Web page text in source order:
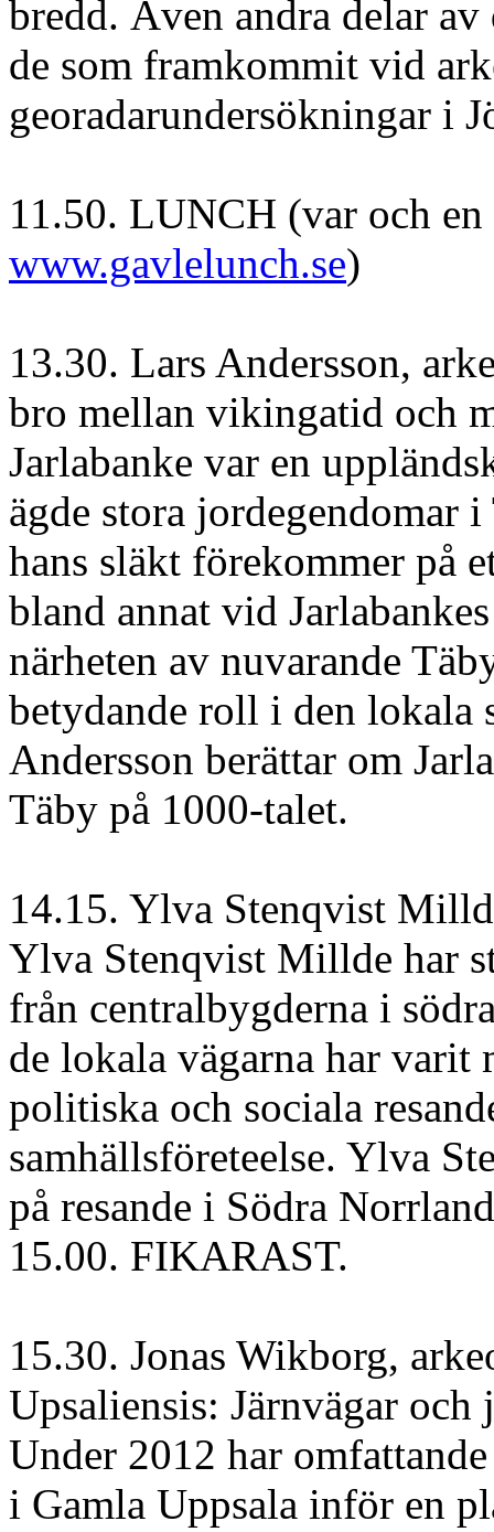
bredd. Även andra delar
de som framkommit vid
georadarundersökningar i
11.50. LUNCH (var och en
www.gavlelunch.se)
13.30. Lars Andersson,
bro mellan vikingatid och
Jarlabanke var en
ägde stora jordegendomar
hans släkt förekommer på
bland annat vid
närheten av nuvarande
betydande roll i den lokala
Andersson berättar om
Täby på 1000-talet.
14.15. Ylva Stenqvist
Ylva Stenqvist Millde har
från centralbygderna i
de lokala vägarna har varit
politiska och sociala
samhällsföreteelse. Ylva
på resande i Södra
15.00. FIKARAST.
15.30. Jonas Wikborg,
Upsaliensis: Järnvägar och
Under 2012 har
i Gamla Uppsala inför en